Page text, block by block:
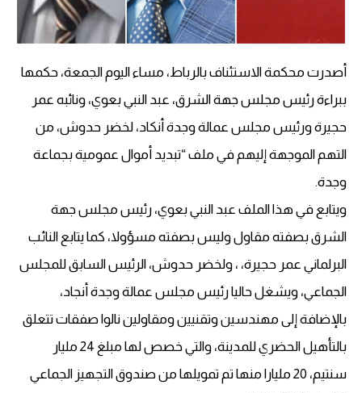
أصدرت محكمة الاستئناف بالرباط، مساء اليوم الجمعة، حكمها
ببراءة رئيس مجلس جهة الشرق، عبد النبي بعوي، ونائبه عمر
حجيرة ورئيس مجلس عمالة وجدة أنكاد، لخضر حدوش، من
التهم الموجهة إليهم في ملف “تبديد أموال عمومية بجماعة
وجدة.
ويتابع في هذا الملف عبد النبي بعوي، رئيس مجلس جهة
الشرق بصفته مقاول وليس بصفته مسؤولا، كما يتابع النائب
البرلماني عمر حجيرة، ، ولخضر حدوش، الرئيس السابق للمجلس
الجماعي، ويشغل حاليا رئيس مجلس عمالة وجدة أنجاد،
بالإضافة إلى مهندسين وتقنيين ومقاولين نالوا صفقات تتعلق
بالتأهيل الحضري للمدينة، والتي خصص لها مبلغ 24 مليار
سنتيم، 20 مليارا منها تم تمويلها من صندوق التجهيز الجماعي